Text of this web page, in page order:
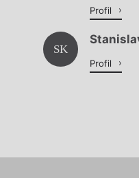
Profil
SK
Profil